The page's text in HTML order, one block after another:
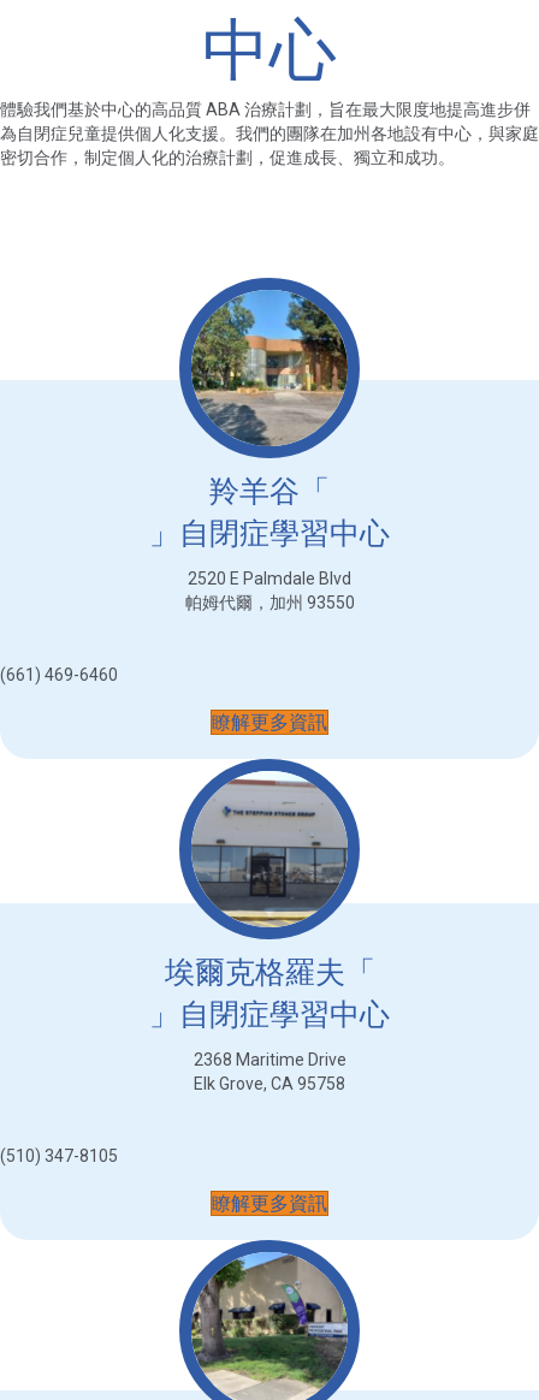
中心
體驗我們基於中心的高品質 ABA 治療計劃，旨在最大限度地提高進步併
為自閉症兒童提供個人化支援。我們的團隊在加州各地設有中心，與家庭
密切合作，制定個人化的治療計劃，促進成長、獨立和成功。
羚羊谷「
」自閉症學習中心
2520 E Palmdale Blvd
帕姆代爾，加州 93550
(661) 469-6460
瞭解更多資訊
埃爾克格羅夫「
」自閉症學習中心
2368 Maritime Drive
Elk Grove, CA 95758
(510) 347-8105
瞭解更多資訊